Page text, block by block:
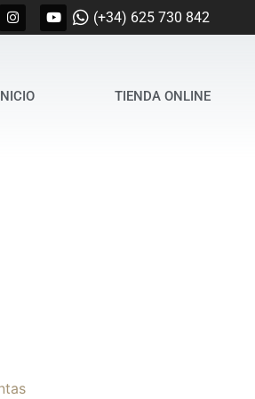
(+34) 625 730 842
TIENDA ONLINE